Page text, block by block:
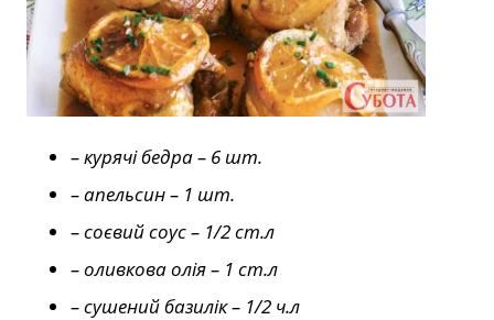
– курячі бедра – 6 шт.
– апельсин – 1 шт.
– соєвий соус – 1/2 ст.л
– оливкова олія – 1 ст.л
– сушений базилік – 1/2 ч.л